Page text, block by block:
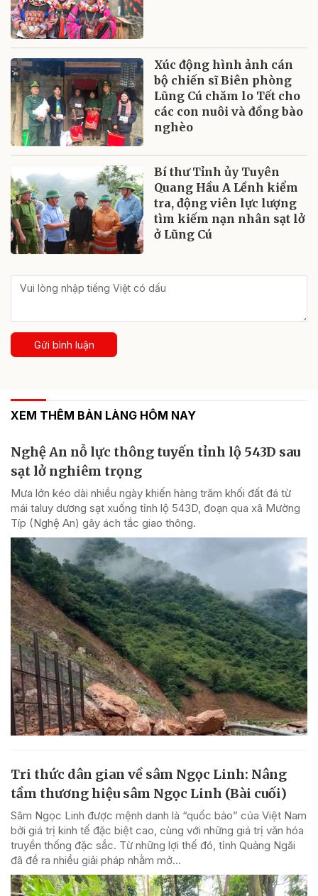
Xúc động hình ảnh cán
bộ chiến sĩ Biên phòng
Lũng Cú chăm lo Tết cho
các con nuôi và đồng bào
nghèo
Bí thư Tỉnh ủy Tuyên
Quang Hầu A Lềnh kiểm
tra, động viên lực lượng
tìm kiếm nạn nhân sạt lở
ở Lũng Cú
Gửi bình luận
XEM THÊM BẢN LÀNG HÔM NAY
Nghệ An nỗ lực thông tuyến tỉnh lộ 543D sau
sạt lở nghiêm trọng
Mưa lớn kéo dài nhiều ngày khiến hàng trăm khối đất đá từ
mái taluy dương sạt xuống tỉnh lộ 543D, đoạn qua xã Mường
Típ (Nghệ An) gây ách tắc giao thông.
Tri thức dân gian về sâm Ngọc Linh: Nâng
tầm thương hiệu sâm Ngọc Linh (Bài cuối)
Sâm Ngọc Linh được mệnh danh là “quốc bảo” của Việt Nam
bởi giá trị kinh tế đặc biệt cao, cùng với những giá trị văn hóa
truyền thống đặc sắc. Từ những lợi thế đó, tỉnh Quảng Ngãi
đã đề ra nhiều giải pháp nhằm mở...